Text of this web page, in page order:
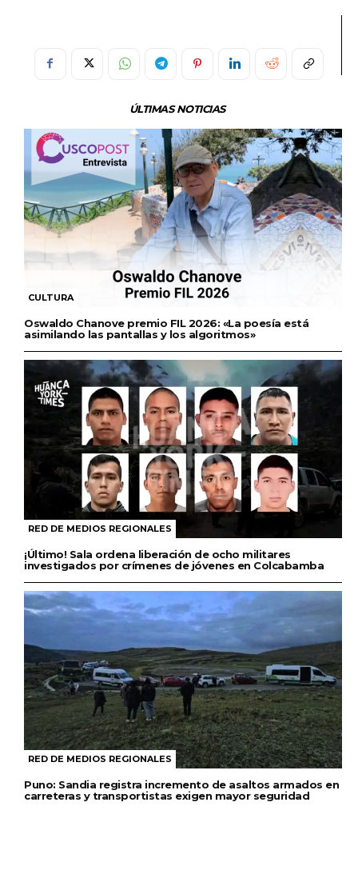
ÚLTIMAS NOTICIAS
CULTURA
Oswaldo Chanove premio FIL 2026: «La poesía está
asimilando las pantallas y los algoritmos»
RED DE MEDIOS REGIONALES
¡Último! Sala ordena liberación de ocho militares
investigados por crímenes de jóvenes en Colcabamba
RED DE MEDIOS REGIONALES
Puno: Sandia registra incremento de asaltos armados en
carreteras y transportistas exigen mayor seguridad